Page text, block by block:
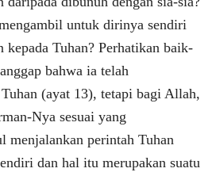
untuk dirinya sendiri
kepada Tuhan? Perhatikan baik-
bahwa ia telah
(ayat 13), tetapi bagi Allah,
Nya sesuai yang
menjalankan perintah Tuhan
dan hal itu merupakan suatu